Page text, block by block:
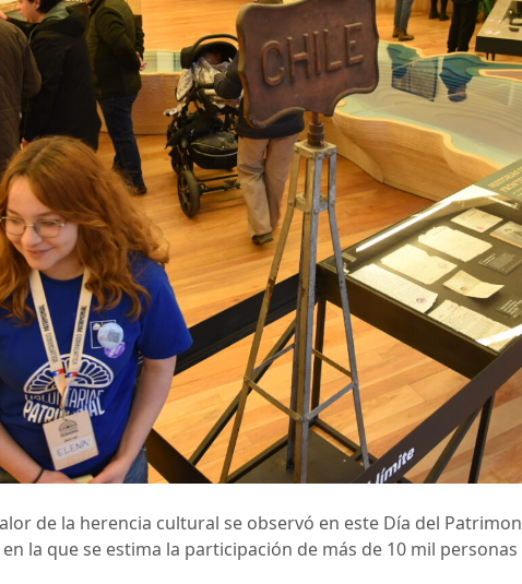
de la herencia cultural se observó en este Día del
la que se estima la participación de más de 10 mil personas